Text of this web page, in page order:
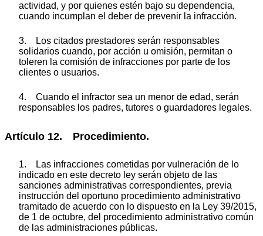
actividad, y por quienes estén bajo su dependencia,
cuando incumplan el deber de prevenir la infracción.
3. Los citados prestadores serán responsables
solidarios cuando, por acción u omisión, permitan o
toleren la comisión de infracciones por parte de los
clientes o usuarios.
4. Cuando el infractor sea un menor de edad, serán
responsables los padres, tutores o guardadores legales.
Artículo 12. Procedimiento.
1. Las infracciones cometidas por vulneración de lo
indicado en este decreto ley serán objeto de las
sanciones administrativas correspondientes, previa
instrucción del oportuno procedimiento administrativo
tramitado de acuerdo con lo dispuesto en la Ley 39/2015,
de 1 de octubre, del procedimiento administrativo común
de las administraciones públicas.